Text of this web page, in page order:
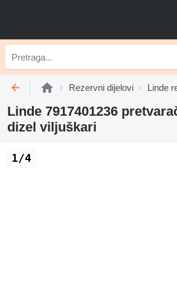
Rezervni dijelovi Linde
Linde 7917401236
dizel viljuškari
1/4